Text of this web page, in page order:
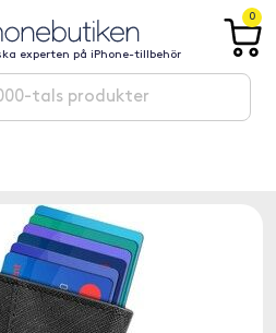
experten på iPhone-tillbehör
0